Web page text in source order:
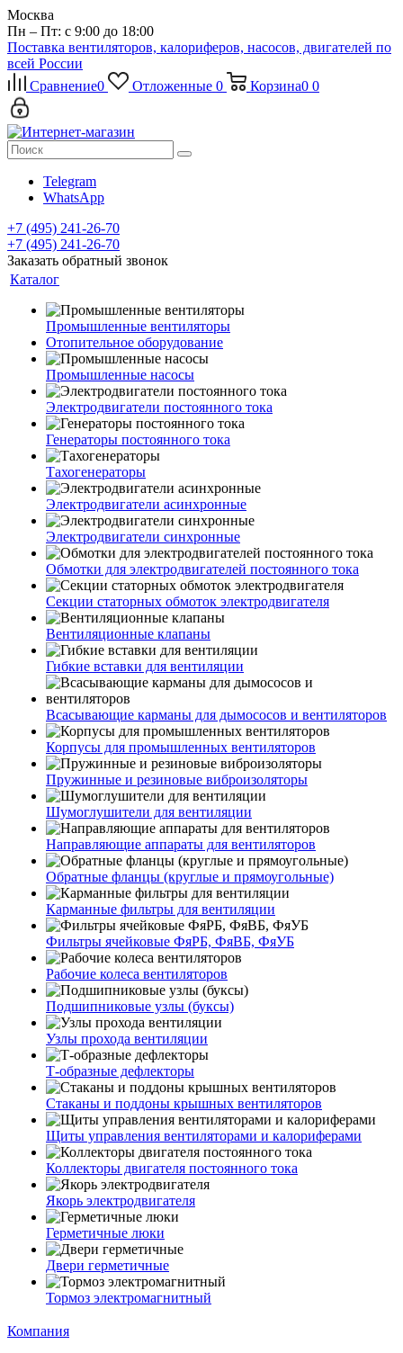
Москва
Пн – Пт: с 9:00 до 18:00
Поставка вентиляторов, калориферов, насосов, двигателей по
всей России
Сравнение0 Отложенные 0 Корзина0 0
Telegram
WhatsApp
+7 (495) 241-26-70
+7 (495) 241-26-70
Заказать обратный звонок
Каталог
Промышленные вентиляторы
Отопительное оборудование
Промышленные насосы
Электродвигатели постоянного тока
Генераторы постоянного тока
Тахогенераторы
Электродвигатели асинхронные
Электродвигатели синхронные
Обмотки для электродвигателей постоянного тока
Секции статорных обмоток электродвигателя
Вентиляционные клапаны
Гибкие вставки для вентиляции
Всасывающие карманы для дымососов и вентиляторов
Корпусы для промышленных вентиляторов
Пружинные и резиновые виброизоляторы
Шумоглушители для вентиляции
Направляющие аппараты для вентиляторов
Обратные фланцы (круглые и прямоугольные)
Карманные фильтры для вентиляции
Фильтры ячейковые ФяРБ, ФяВБ, ФяУБ
Рабочие колеса вентиляторов
Подшипниковые узлы (буксы)
Узлы прохода вентиляции
Т-образные дефлекторы
Стаканы и поддоны крышных вентиляторов
Щиты управления вентиляторами и калориферами
Коллекторы двигателя постоянного тока
Якорь электродвигателя
Герметичные люки
Двери герметичные
Тормоз электромагнитный
Компания